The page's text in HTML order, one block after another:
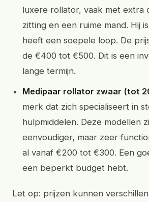
luxere rollator, vaak met extra
zitting en een ruime mand. Hij
heeft een soepele loop. De
de €400 tot €500. Dit is een
lange termijn.
Medipaar rollator zwaar (tot
merk dat zich specialiseert in
hulpmiddelen. Deze modellen
eenvoudiger, maar zeer
al vanaf €200 tot €300. Een
een beperkt budget hebt.
Let op: prijzen kunnen